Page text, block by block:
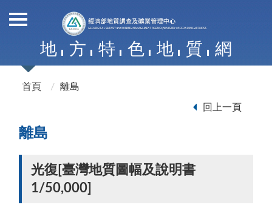
地 方 特 色 地 質 網
首頁 離島
回上一頁
離島
光復[臺灣地質圖幅及說明書
1/50,000]